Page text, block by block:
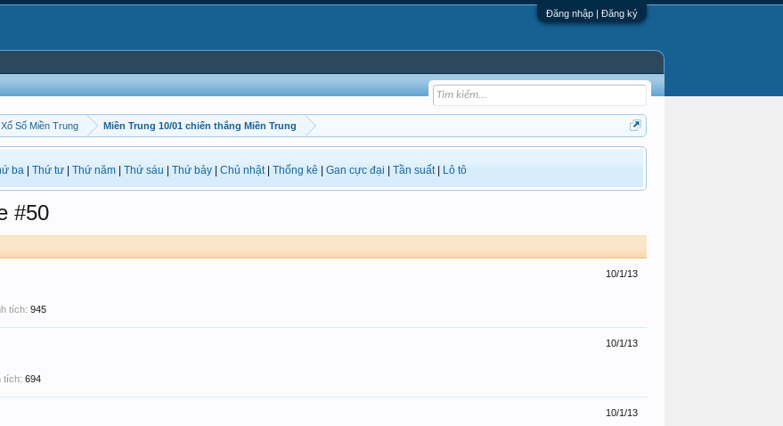
Đăng nhập | Đăng ký
Số Miền Trung Miền Trung 10/01 chiến thắng Miền Trung
ba Thứ tư Thứ năm Thứ sáu Thứ bảy Chủ nhật| Thống kê Gan cực đại Tần suất| Lô tô
#50
10/1/13
tích: 945
10/1/13
tích: 694
10/1/13